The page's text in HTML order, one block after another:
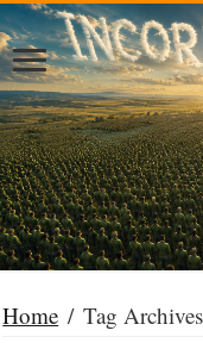
Home / Tag